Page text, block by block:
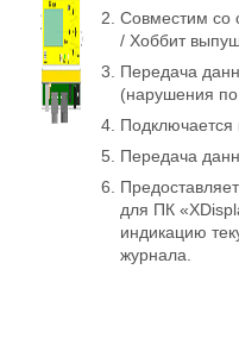
Совместим со
/ Хоббит
Передача
(нарушения по
Подключается
Передача
для ПК
индикацию
журнала.